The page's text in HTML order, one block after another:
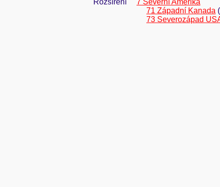
Rozšíření
7 Severní Amerika
71 Západní Kanada (
73 Severozápad